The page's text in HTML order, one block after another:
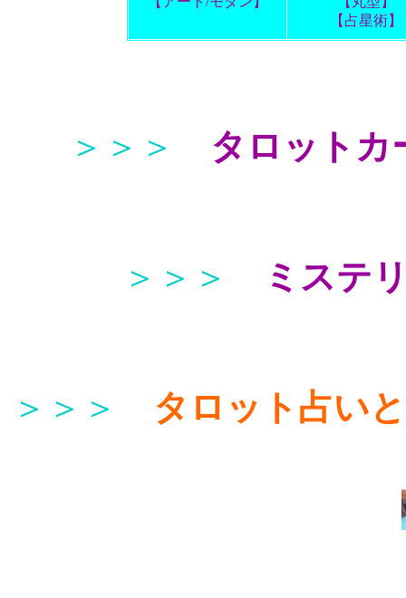
【占星術】
＞＞＞ タロットカ
＞＞＞ ミステ
＞＞＞ タロット占い